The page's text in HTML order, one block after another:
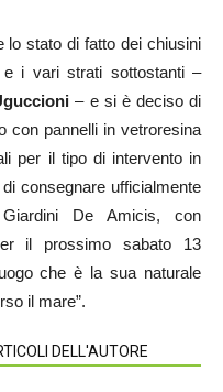
lo stato di fatto dei chiusini
e i vari strati sottostanti –
– e si è deciso di
con pannelli in vetroresina
per il tipo di intervento in
consegnare ufficialmente
De Amicis, con
il prossimo sabato 13
che è la sua naturale
il mare”.
DELL'AUTORE